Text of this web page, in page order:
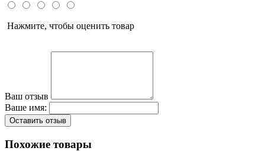
Нажмите, чтобы оценить товар
Ваш отзыв
Ваше имя:
Оставить отзыв
Похожие товары